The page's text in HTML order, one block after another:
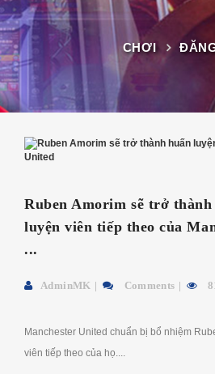
CHƠI
Ruben Amorim sẽ trở thành
luyện viên tiếp theo của
...
AdminMK Comments
Manchester United chuẩn bị bổ nhiệm
viên tiếp theo của họ....